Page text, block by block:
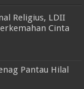
Religius, LDII
Cinta
Pantau Hilal